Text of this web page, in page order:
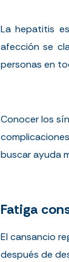
La hepatitis
afección se
personas en
Conocer los
buscar ayuda
Fatiga
El cansancio
después de